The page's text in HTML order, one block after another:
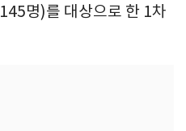
명)를 대상으로 한 1차